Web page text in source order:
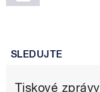
SLEDUJTE
Tiskové zprávy